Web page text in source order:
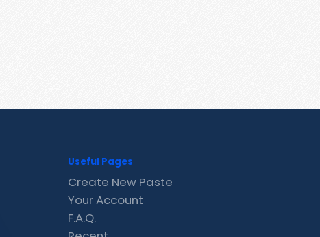
Useful Pages
Create New Paste
Your Account
F.A.Q.